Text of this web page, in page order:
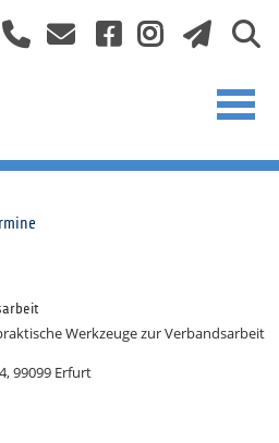
Werkzeuge zur Verbandsarbeit
99099 Erfurt